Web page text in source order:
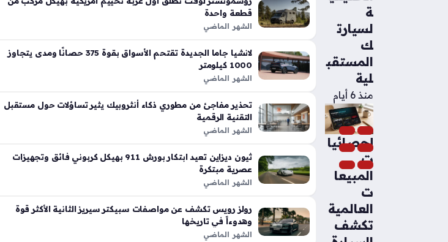
ة
لسيارت
ك
المستقب
لية
منذ 6 أيام
إحصائيا
ت
المبيعا
ت
العالمية
تكشف
بفضل تعديلات…قطعة واحدة
الشهر الماضي
لانشيا جاما الجديدة تقتحم الأسواق بقوة 375 حصانًا ومدى يتجاوز
1000 كيلومتر
الشهر الماضي
تحذير مفاجئ من مطوري ذكاء أنثروبيك يثير تساؤلات حول مستقبل
التقنية الرقمية
الشهر الماضي
ثيون ديزاين تعيد ابتكار بورش 911 بهيكل كربوني فائق وتجهيزات
عصرية مبتكرة
الشهر الماضي
رولز رويس تكشف عن مواصفات سبيكتر سيريز الثانية الأكثر قوة
وهدوءاً في تاريخها
الشهر الماضي